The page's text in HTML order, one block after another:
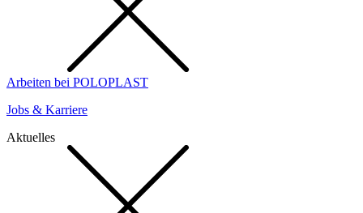
Arbeiten bei POLOPLAST
Jobs & Karriere
Aktuelles